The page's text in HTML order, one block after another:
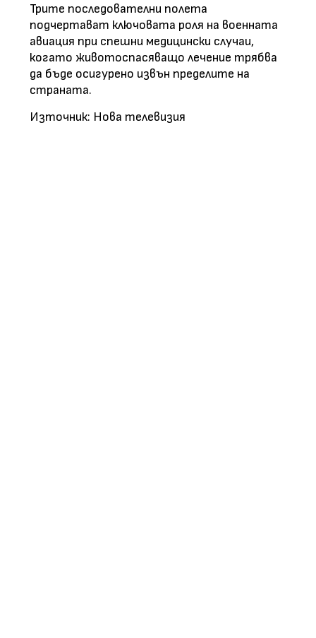
Трите последователни полета
подчертават ключовата роля на военната
авиация при спешни медицински случаи,
когато животоспасяващо лечение трябва
да бъде осигурено извън пределите на
страната.
Източник: Нова телевизия